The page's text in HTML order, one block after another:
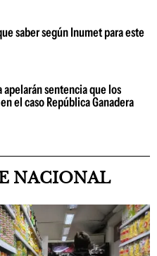
saber según Inumet para este
apelarán sentencia que los
el caso República Ganadera
NACIONAL